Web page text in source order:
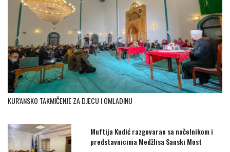
KUR'ANSKO TAKMIČENJE ZA DJECU I OMLADINU
Muftija Kudić razgovarao sa načelnikom i
predstavnicima Medžlisa Sanski Most